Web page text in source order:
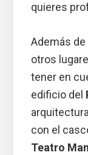
quieres
Además
otros
tener en
edificio del
con el
Teatro